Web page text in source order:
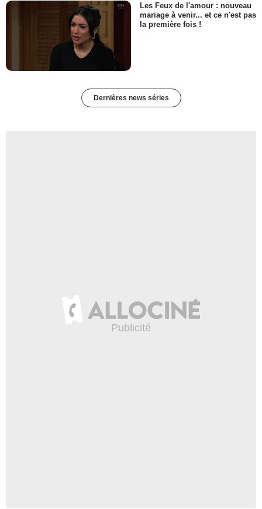
Les Feux de l'amour : nouveau
mariage à venir... et ce n'est pas
la première fois !
Dernières news séries